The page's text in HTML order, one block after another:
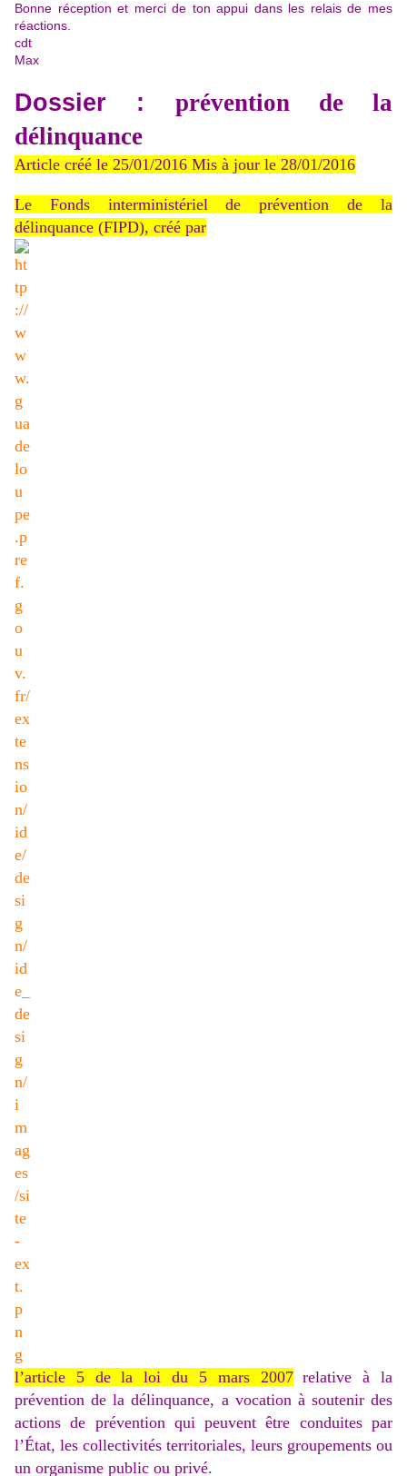
Bonne réception et merci de ton appui dans les relais de mes
réactions.
cdt
Max
Dossier : prévention de la
délinquance
Article créé le 25/01/2016 Mis à jour le 28/01/2016
Le Fonds interministériel de prévention de la
délinquance (FIPD), créé par
l’article 5 de la loi du 5 mars 2007 relative à la
prévention de la délinquance, a vocation à soutenir des
actions de prévention qui peuvent être conduites par
l’État, les collectivités territoriales, leurs groupements ou
un organisme public ou privé.